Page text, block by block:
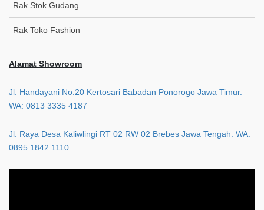
Rak Stok Gudang
Rak Toko Fashion
Alamat Showroom
Jl. Handayani No.20 Kertosari Babadan Ponorogo Jawa Timur.
WA: 0813 3335 4187
Jl. Raya Desa Kaliwlingi RT 02 RW 02 Brebes Jawa Tengah. WA:
0895 1842 1110